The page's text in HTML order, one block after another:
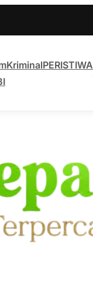
KriminalPERISTIWA